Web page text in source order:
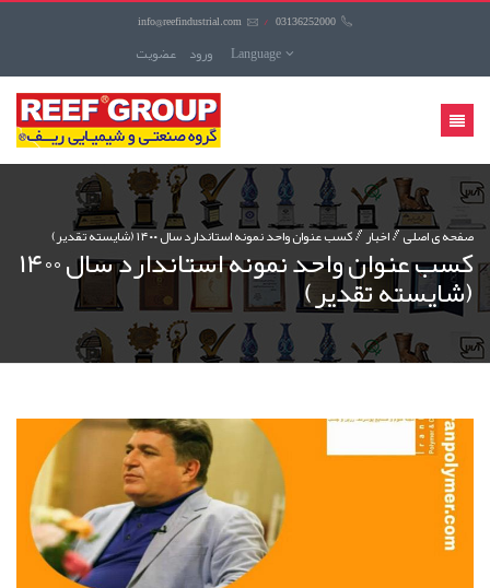
info@reefindustrial.com / 03136252000
عضويت ورود Language
منوی
کاربری
صفحه ی اصلی اخبار کسب عنوان واحد نمونه استاندارد سال ۱۴۰۰ (شایسته تقدیر) کسب عنوان واحد نمونه استاندارد سال ۱۴۰۰
(شایسته تقدیر)